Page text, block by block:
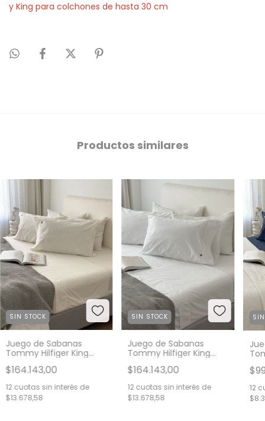
y King para colchones de hasta 30 cm
Productos similares
SIN STOCK
Juego de Sabanas
Tommy Hilfiger King
$164.143,00
12 cuotas sin interés de
$13.678,58
SIN STOCK
Juego de Sabanas
Tommy Hilfiger King
$164.143,00
12 cuotas sin interés de
$13.678,58
12